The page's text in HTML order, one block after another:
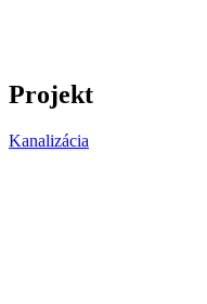
Projekt
Kanalizácia